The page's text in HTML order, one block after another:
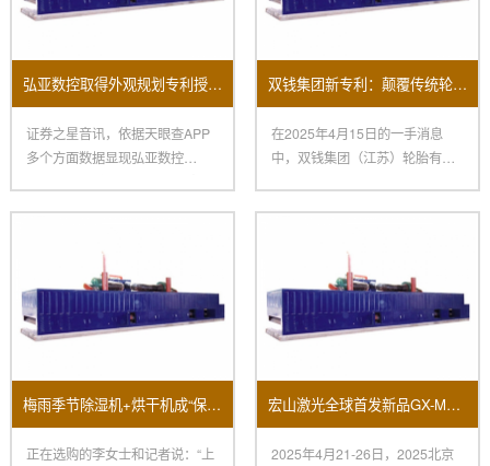
弘亚数控取得外观规划专利授权：“数控四边锯”
证券之星音讯，依据天眼查APP
多个方面数据显现弘亚数控
双钱集团新专利：颠覆传统轮胎生产的涂胶机
在2025年4月15日的一手消息
中，双钱集团（江苏）轮胎有限
梅雨季节除湿机+烘干机成“保命组合”销量大面积上涨！
正在选购的李女士和记者说：“上
宏山激光全球首发新品GX-M立异科技闪烁2025北京国际机床展
2025年4月21-26日，2025北京